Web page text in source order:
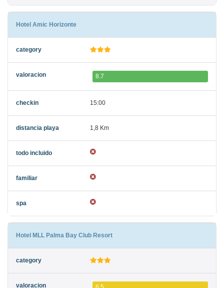
Hotel Amic Horizonte
8.7
15:00
1,8 Km
Hotel MLL Palma Bay Club Resort